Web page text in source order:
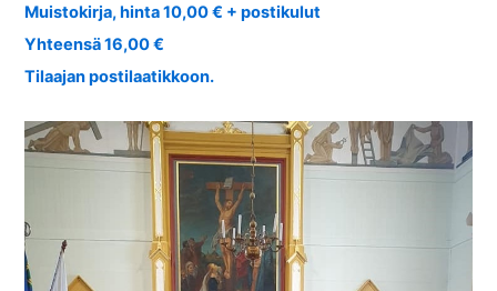
Muistokirja, hinta 10,00 € + postikulut
Yhteensä 16,00 €
Tilaajan postilaatikkoon.